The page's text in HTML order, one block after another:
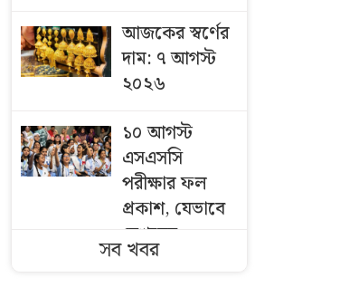
আজকের স্বর্ণের
দাম: ৭ আগস্ট
২০২৬
১০ আগস্ট
এসএসসি
পরীক্ষার ফল
প্রকাশ, যেভাবে
দেখবেন
সব খবর